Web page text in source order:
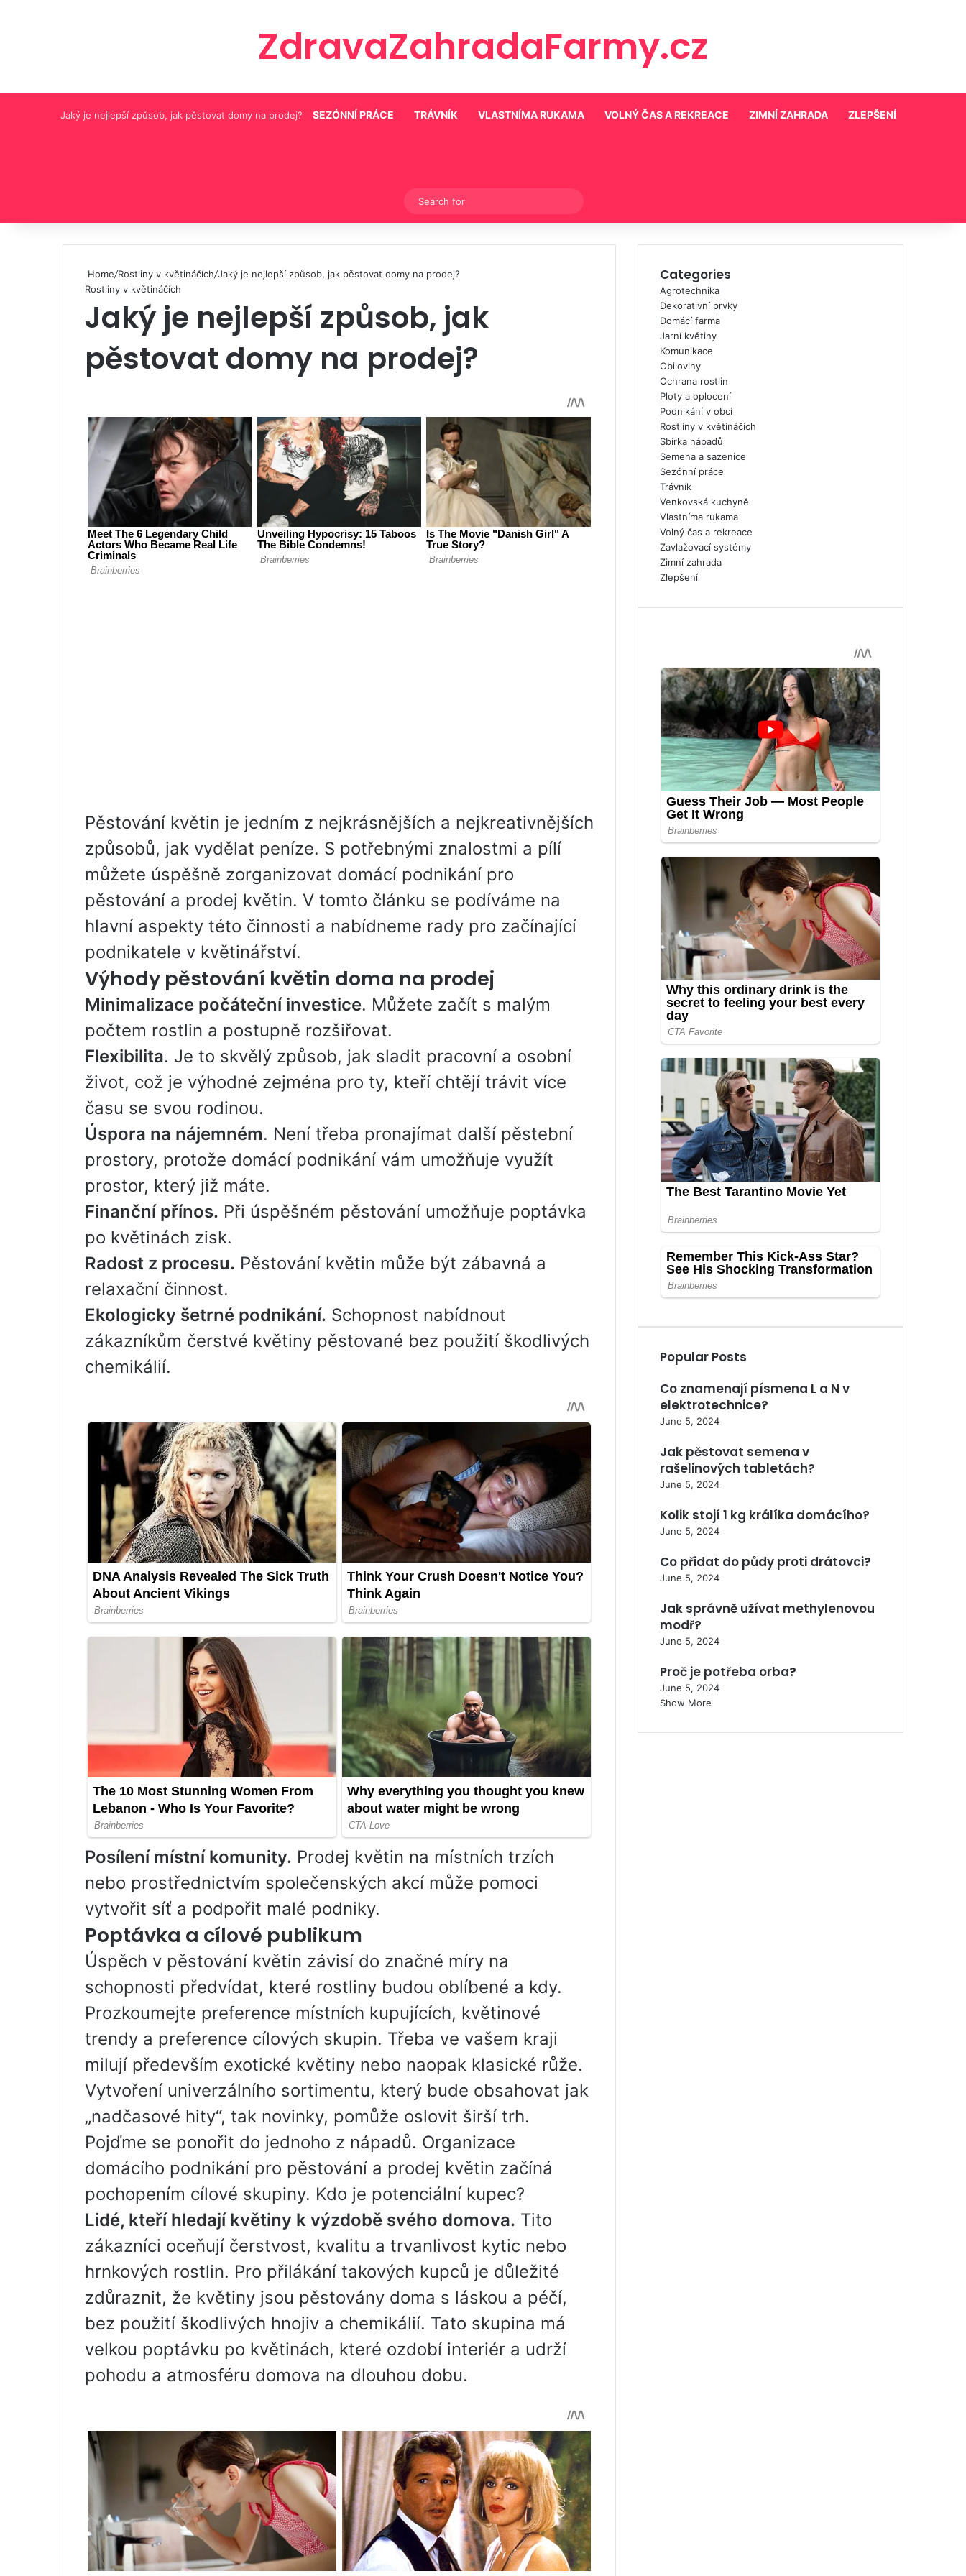
ZdravaZahradaFarmy.cz
Jaký je nejlepší způsob, jak pěstovat domy na prodej? SEZÓNNÍ PRÁCE TRÁVNÍK VLASTNÍMA RUKAMA VOLNÝ ČAS A REKREACE ZIMNÍ ZAHRADA ZLEPŠENÍ
Switch skin
for
Home/Rostliny v květináčích/Jaký je nejlepší způsob, jak pěstovat domy na prodej?
Rostliny v květináčích
Jaký je nejlepší způsob, jak
pěstovat domy na prodej?
Pěstování květin je jedním z nejkrásnějších a nejkreativnějších
způsobů, jak vydělat peníze. S potřebnými znalostmi a pílí
můžete úspěšně zorganizovat domácí podnikání pro
pěstování a prodej květin. V tomto článku se podíváme na
hlavní aspekty této činnosti a nabídneme rady pro začínající
podnikatele v květinářství.
Výhody pěstování květin doma na prodej
Minimalizace počáteční investice. Můžete začít s malým
počtem rostlin a postupně rozšiřovat.
Flexibilita. Je to skvělý způsob, jak sladit pracovní a osobní
život, což je výhodné zejména pro ty, kteří chtějí trávit více
času se svou rodinou.
Úspora na nájemném. Není třeba pronajímat další pěstební
prostory, protože domácí podnikání vám umožňuje využít
prostor, který již máte.
Finanční přínos. Při úspěšném pěstování umožňuje poptávka
po květinách zisk.
Radost z procesu. Pěstování květin může být zábavná a
relaxační činnost.
Ekologicky šetrné podnikání. Schopnost nabídnout
zákazníkům čerstvé květiny pěstované bez použití škodlivých
chemikálií.
Posílení místní komunity. Prodej květin na místních trzích
nebo prostřednictvím společenských akcí může pomoci
vytvořit síť a podpořit malé podniky.
Poptávka a cílové publikum
Úspěch v pěstování květin závisí do značné míry na
schopnosti předvídat, které rostliny budou oblíbené a kdy.
Prozkoumejte preference místních kupujících, květinové
trendy a preference cílových skupin. Třeba ve vašem kraji
milují především exotické květiny nebo naopak klasické růže.
Vytvoření univerzálního sortimentu, který bude obsahovat jak
„nadčasové hity“, tak novinky, pomůže oslovit širší trh.
Pojďme se ponořit do jednoho z nápadů. Organizace
domácího podnikání pro pěstování a prodej květin začíná
pochopením cílové skupiny. Kdo je potenciální kupec?
Lidé, kteří hledají květiny k výzdobě svého domova. Tito
zákazníci oceňují čerstvost, kvalitu a trvanlivost kytic nebo
hrnkových rostlin. Pro přilákání takových kupců je důležité
zdůraznit, že květiny jsou pěstovány doma s láskou a péčí,
bez použití škodlivých hnojiv a chemikálií. Tato skupina má
velkou poptávku po květinách, které ozdobí interiér a udrží
pohodu a atmosféru domova na dlouhou dobu.
Categories
Agrotechnika
Dekorativní prvky
Domácí farma
Jarní květiny
Komunikace
Obiloviny
Ochrana rostlin
Ploty a oplocení
Podnikání v obci
Rostliny v květináčích
Sbírka nápadů
Semena a sazenice
Sezónní práce
Trávník
Venkovská kuchyně
Vlastníma rukama
Volný čas a rekreace
Zavlažovací systémy
Zimní zahrada
Zlepšení
Popular Posts
Co znamenají písmena L a N v
elektrotechnice?
June 5, 2024
Jak pěstovat semena v
rašelinových tabletách?
June 5, 2024
Kolik stojí 1 kg králíka domácího?
June 5, 2024
Co přidat do půdy proti drátovci?
June 5, 2024
Jak správně užívat methylenovou
modř?
June 5, 2024
Proč je potřeba orba?
June 5, 2024
Show More